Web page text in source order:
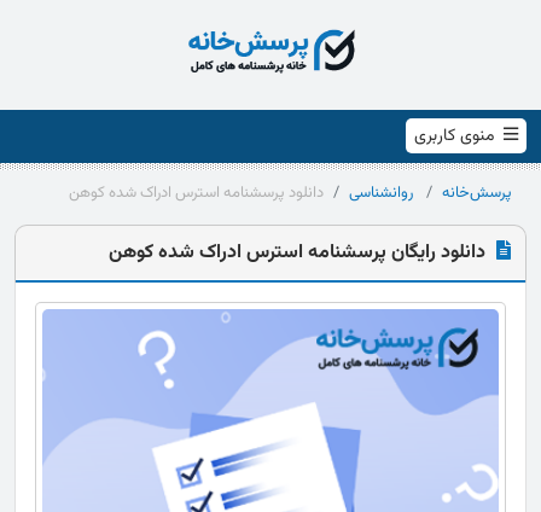
منوی کاربری
پرسش‌خانه روانشناسی دانلود پرسشنامه استرس ادراک شده کوهن
دانلود رایگان پرسشنامه استرس ادراک شده کوهن